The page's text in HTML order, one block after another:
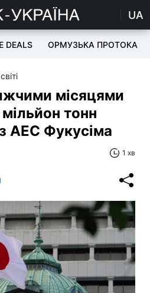
UA
DEALS ОРМУЗЬКА ПРОТОКА
місяцями
тонн
АЕС Фукусіма
1 хв